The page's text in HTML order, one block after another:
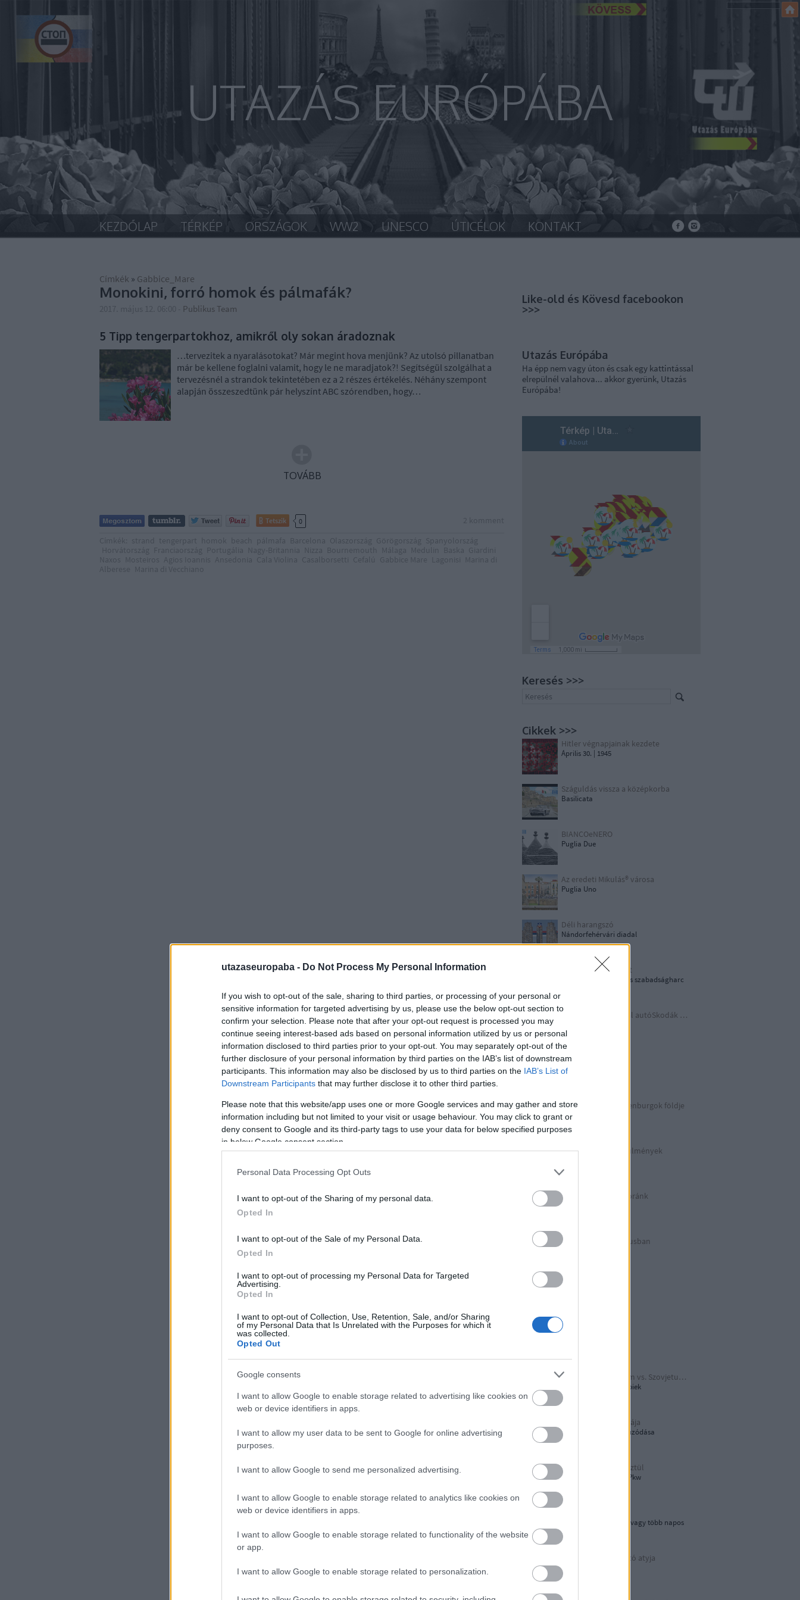
utazaseuropaba - Do Not Process My Personal Information
If you wish to opt-out of the sale, sharing to third parties, or processing of your personal or
sensitive information for targeted advertising by us, please use the below opt-out section to
confirm your selection. Please note that after your opt-out request is processed you may
continue seeing interest-based ads based on personal information utilized by us or personal
information disclosed to third parties prior to your opt-out. You may separately opt-out of the
further disclosure of your personal information by third parties on the IAB’s list of downstream
participants. This information may also be disclosed by us to third parties on the IAB’s List of
Downstream Participants that may further disclose it to other third parties.
Please note that this website/app uses one or more Google services and may gather and store
information including but not limited to your visit or usage behaviour. You may click to grant or
deny consent to Google and its third-party tags to use your data for below specified purposes
in below Google consent section.
Personal Data Processing Opt Outs
I want to opt-out of the Sharing of my personal data.
Opted In
I want to opt-out of the Sale of my Personal Data.
Opted In
I want to opt-out of processing my Personal Data for Targeted
Advertising.
Opted In
I want to opt-out of Collection, Use, Retention, Sale, and/or Sharing
of my Personal Data that Is Unrelated with the Purposes for which it
was collected.
Opted Out
Google consents
I want to allow Google to enable storage related to advertising like cookies on
web or device identifiers in apps.
I want to allow my user data to be sent to Google for online advertising
purposes.
I want to allow Google to send me personalized advertising.
I want to allow Google to enable storage related to analytics like cookies on
web or device identifiers in apps.
I want to allow Google to enable storage related to functionality of the website
or app.
I want to allow Google to enable storage related to personalization.
UTAZÁS EURÓPÁBA
KEZDŐLAP TÉRKÉP ORSZÁGOK WW2 UNESCO ÚTICÉLOK KONTAKT
Címkék » Gabbice_Mare
Monokini, forró homok és pálmafák?
Publikus Team
5 Tipp tengerpartokhoz, amikről oly sokan áradoznak
…tervezitek a nyaralásotokat? Már megint hova menjünk? Az utolsó pillanatban
már be kellene foglalni valamit, hogy le ne maradjatok?! Segítségül szolgálhat a
tervezésnél a strandok tekintetében ez a 2 részes értékelés. Néhány szempont
alapján összeszedtünk pár helyszínt ABC szórendben, hogy…
TOVÁBB
Tetszik 0
Like-old és Kövesd facebookon
>>>
Utazás Európába
Ha épp nem vagy úton és csak egy kattintással
elrepülnél valahova... akkor gyerünk, Utazás
Európába!
Keresés >>>
Cikkek >>>
Hitler végnapjainak kezdete
Április 30. | 1945
Száguldás vissza a középkorba
Basilicata
BIANCOeNERO
Puglia Due
Az eredeti Mikulás® városa
Puglia Uno
Déli harangszó
Nándorfehérvári diadal
1956: Akkor és most
1956-os forradalom és szabadságharc
Időutazás a szocreál autóSkodák világába
Germania
Berlin 2. rész
Irány észak, a Guldenburgok földje
Észak-Németország
Halálos munkakörülmények
Berlinben ütött az óránk
Berlin 1. rész
Halálos listázás luxusban
Hitler első drónja
Honecker bosszúja
Harmadik Birodalom vs. Szovjetunió
A Katyusa meg a többiek
A hamburger őshazája
80 éves újjáépítés elhúzódása
Tökön-babon keresztül
Wehrmacht Einheits-Pkw
Egynapos kirándulás vagy több napos
városnézés
Az áramvonalas autó atyja
Járay Pál